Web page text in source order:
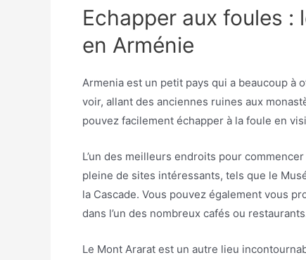
Echapper aux foules
en Arménie
Armenia est un petit pays qui a beaucoup à
voir, allant des anciennes ruines aux
pouvez facilement échapper à la foule en
L’un des meilleurs endroits pour
pleine de sites intéressants, tels que le
la Cascade. Vous pouvez également vous
dans l’un des nombreux cafés ou
Le Mont Ararat est un autre lieu